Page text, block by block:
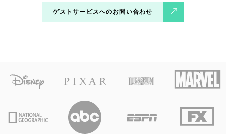
ゲストサービスへのお問い合わせ